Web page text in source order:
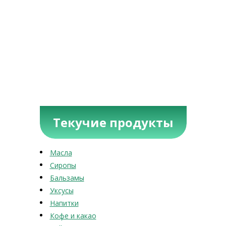
Текучие продукты
Масла
Сиропы
Бальзамы
Уксусы
Напитки
Кофе и какао